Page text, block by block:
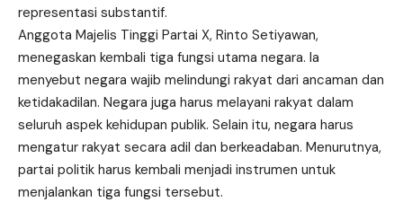
representasi substantif.
Anggota Majelis Tinggi Partai X, Rinto Setiyawan,
menegaskan kembali tiga fungsi utama negara. Ia
menyebut negara wajib melindungi rakyat dari ancaman dan
ketidakadilan. Negara juga harus melayani rakyat dalam
seluruh aspek kehidupan publik. Selain itu, negara harus
mengatur rakyat secara adil dan berkeadaban. Menurutnya,
partai politik harus kembali menjadi instrumen untuk
menjalankan tiga fungsi tersebut.